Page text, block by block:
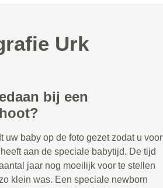
Urk
bij een
uw baby op de foto gezet zodat u voor
aan de speciale babytijd. De tijd
jaar nog moeilijk voor te stellen
klein was. Een speciale newborn